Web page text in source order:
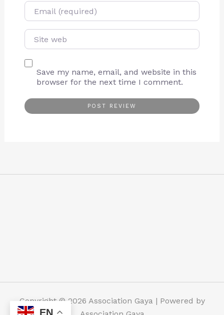
E-mail
Site web
Save my name, email, and website in this
browser for the next time I comment.
Copyright © 2026 Association Gaya | Powered by
EN